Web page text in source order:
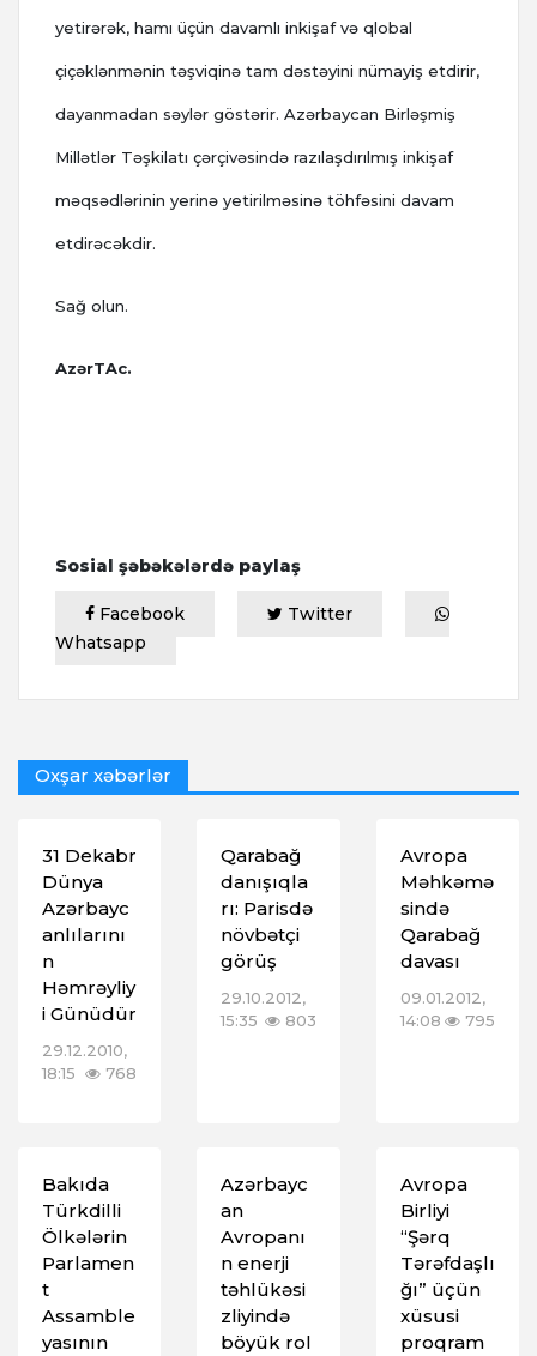
yetirərək, hamı üçün davamlı inkişaf və qlobal
çiçəklənmənin təşviqinə tam dəstəyini nümayiş etdirir,
dayanmadan səylər göstərir. Azərbaycan Birləşmiş
Millətlər Təşkilatı çərçivəsində razılaşdırılmış inkişaf
məqsədlərinin yerinə yetirilməsinə töhfəsini davam
etdirəcəkdir.
Sağ olun.
AzərTAc.
Sosial şəbəkələrdə paylaş
Facebook
Twitter
Whatsapp
Oxşar xəbərlər
31 Dekabr
Dünya
Azərbayc
anlılarını
n
Həmrəyliy
i Günüdür
29.12.2010,
18:15
768
Qarabağ
danışıqla
rı: Parisdə
növbətçi
görüş
29.10.2012,
15:35
803
Avropa
Məhkəmə
sində
Qarabağ
davası
09.01.2012,
14:08
795
Bakıda
Türkdilli
Ölkələrin
Parlamen
t
Assamble
yasının
Azərbayc
an
Avropanı
n enerji
təhlükəsi
zliyində
böyük rol
Avropa
Birliyi
“Şərq
Tərəfdaşlı
ğı” üçün
xüsusi
proqram